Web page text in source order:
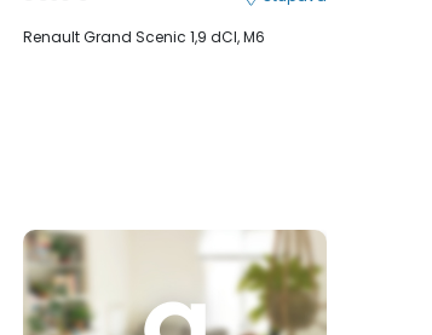
Renault Grand Scenic 1,9 dCI, M6